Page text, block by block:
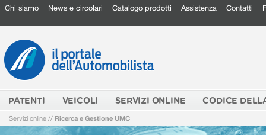
Chi siamo News e circolari Catalogo prodotti Assistenza Contatti
PATENTI VEICOLI SERVIZI ONLINE CODICE
Servizi online // Ricerca e Gestione UMC